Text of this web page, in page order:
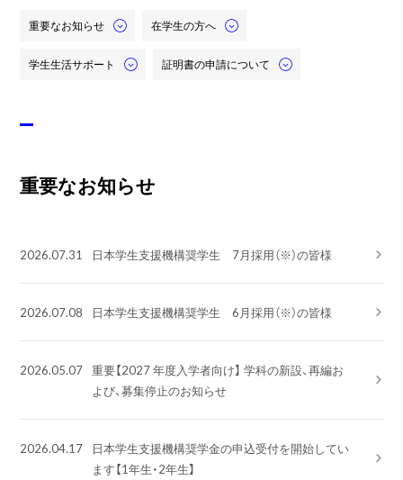
重要なお知らせ 在学生の方へ
学生生活サポート 証明書の申請について
重要なお知らせ
2026.07.31 日本学生支援機構奨学生 7月採用（※）の皆様
2026.07.08 日本学生支援機構奨学生 6月採用（※）の皆様
2026.05.07 重要【2027 年度入学者向け】 学科の新設、再編お
よび、募集停止のお知らせ
2026.04.17
日本学生支援機構奨学金の申込受付を開始してい
ます【1年生・2年生】